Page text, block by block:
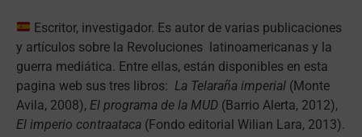
Escritor, investigador. Es autor de varias publicaciones
y artículos sobre la Revoluciones latinoamericanas y la
guerra mediática. Entre ellas, están disponibles en esta
pagina web sus tres libros: La Telaraña imperial (Monte
Avila, 2008), El programa de la MUD (Barrio Alerta, 2012),
El imperio contraataca (Fondo editorial Wilian Lara, 2013).